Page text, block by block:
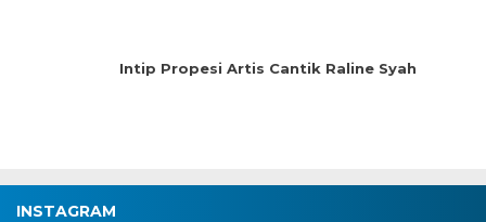
Intip Propesi Artis Cantik Raline Syah
INSTAGRAM